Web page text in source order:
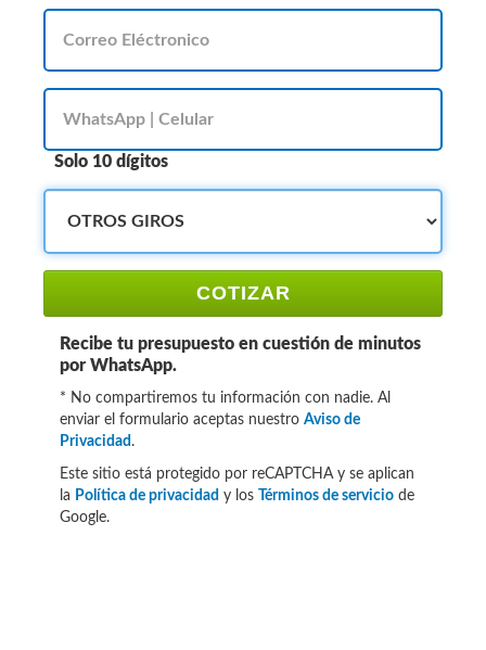
Solo 10 dígitos
COTIZAR
Recibe tu presupuesto en cuestión de minutos
por WhatsApp.
* No compartiremos tu información con nadie. Al
enviar el formulario aceptas nuestro Aviso de
Privacidad .
Este sitio está protegido por reCAPTCHA y se aplican
la Política de privacidad y los Términos de servicio de
Google.